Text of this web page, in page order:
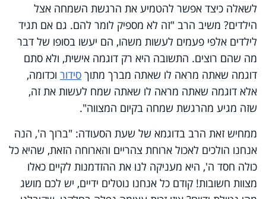
לשאלה כיצד אפשר להטמיע את הרגשת השמחה אצל
הילדים? משיב הרב "זה לא מספיק לומר להם. גם אם תגיד
לילדים אלפי פעמים לעשות משהו, הם יעשו בסופו של דבר
מה שהם רוצים. התשובה היא רק דוגמה אישית, ולא סתם
דוגמה שאתה מראה לו שאתה מברך מתוך סידור וכדומה,
אלא דוגמה שאתה מראה לו שאתה שמח לעשות את זה,
שזה מגיע מהרגשת שמחה בקיום המצווה".
ממחיש זאת הרב בדוגמא של שעת הסעודה: "ברוך ה', הנה
אנחנו הולכים לאכול ארוחת צהריים והארוחה הזאת, שהיא כל
כולה חסד ה', היא מעניקה לנו את ההזדמנות לקיים כאלו
מצוות חשובות! קודם כל אנחנו נוטלים ידיים, יש לכם מושג